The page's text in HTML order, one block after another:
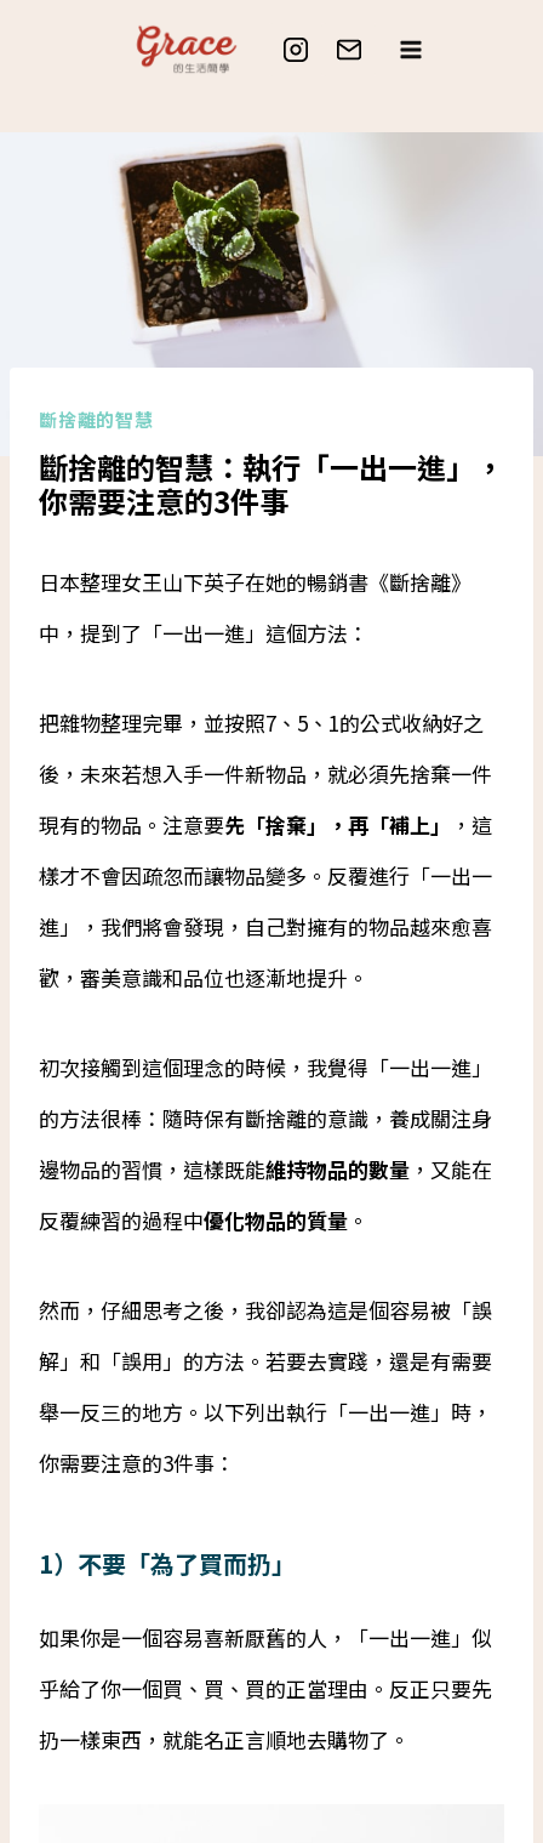
斷捨離的智慧
斷捨離的智慧：執行「一出一進」，
你需要注意的3件事
日本整理女王山下英子在她的暢銷書《斷捨離》
中，提到了「一出一進」這個方法：
把雜物整理完畢，並按照7、5、1的公式收納好之
後，未來若想入手一件新物品，就必須先捨棄一件
現有的物品。注意要先「捨棄」，再「補上」
，這
樣才不會因疏忽而讓物品變多。反覆進行「一出一
進」，我們將會發現，自己對擁有的物品越來愈喜
歡，審美意識和品位也逐漸地提升。
初次接觸到這個理念的時候，我覺得「一出一進」
的方法很棒：隨時保有斷捨離的意識，養成關注身
邊物品的習慣，這樣既能維持物品的數量 ，又能在
反覆練習的過程中優化物品的質量 。
然而，仔細思考之後，我卻認為這是個容易被「誤
解」和「誤用」的方法。若要去實踐，還是有需要
舉一反三的地方。以下列出執行「一出一進」時，
你需要注意的3件事：
1）不要「為了買而扔」
如果你是一個容易喜新厭舊的人，「一出一進」似
乎給了你一個買、買、買的正當理由。反正只要先
扔一樣東西，就能名正言順地去購物了。